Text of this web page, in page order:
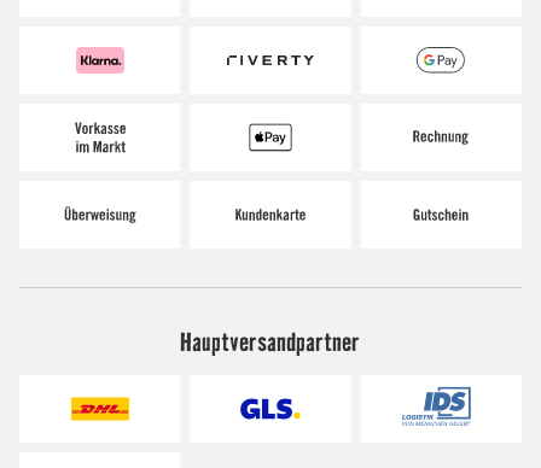
Hauptversandpartner